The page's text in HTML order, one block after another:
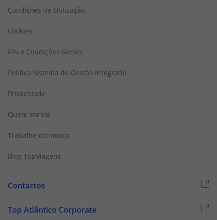
Condições de Utilização
Cookies
FIN e Condições Gerais
Politica Sistema de Gestão Integrado
Privacidade
Quem somos
Trabalhe connosco
Blog TopViagens
Contactos
Top Atlântico Corporate